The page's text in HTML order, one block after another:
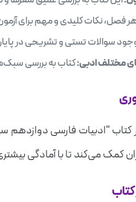
فصل، نکات کلیدی و مهم برای
سوالات تستی و تشریحی در
مختلف ادبی:کتاب به بررسی
کتاب "ادبیات فارسی
کمک می‌کند تا با آمادگی